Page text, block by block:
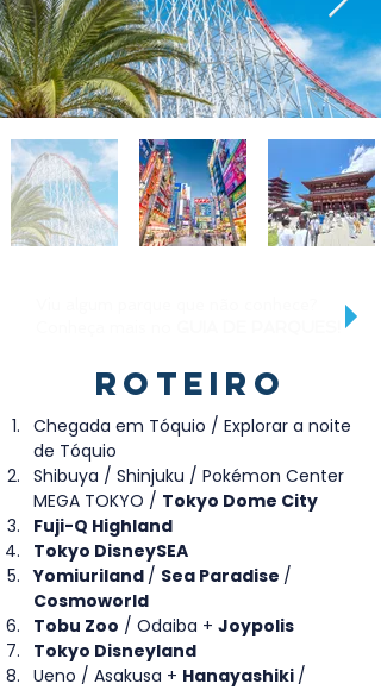
ROTEIRO
Chegada em Tóquio / Explorar a noite
de Tóquio
Shibuya / Shinjuku / Pokémon Center
MEGA TOKYO / Tokyo Dome City
Fuji-Q Highland
Tokyo DisneySEA
Yomiuriland / Sea Paradise /
Cosmoworld
Tobu Zoo / Odaiba + Joypolis
Tokyo Disneyland
Ueno / Asakusa + Hanayashiki /